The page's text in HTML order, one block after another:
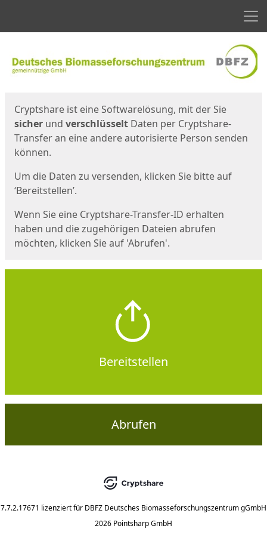
Cryptshare ist eine Softwarelösung, mit der Sie
sicher und verschlüsselt Daten per Cryptshare-
Transfer an eine andere autorisierte Person senden
können.
Um die Daten zu versenden, klicken Sie bitte auf
‘Bereitstellen’.
Wenn Sie eine Cryptshare-Transfer-ID erhalten
haben und die zugehörigen Dateien abrufen
möchten, klicken Sie auf 'Abrufen'.
Bereitstellen
Abrufen
7.7.2.17671 lizenziert für DBFZ Deutsches Biomasseforschungszentrum gGmbH
2026 Pointsharp GmbH